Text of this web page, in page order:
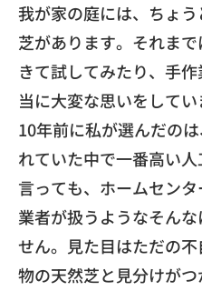
​我が家の庭には、 ちょ
芝があります。それまで
きて試してみたり、手作
当に大変な思いをしてい
​10年前に私が選んだのは
れていた中で一番高い人
言っても、ホームセンタ
業者が扱うようなそん
せん。 見た目はただの不
物の天然芝と見分けが